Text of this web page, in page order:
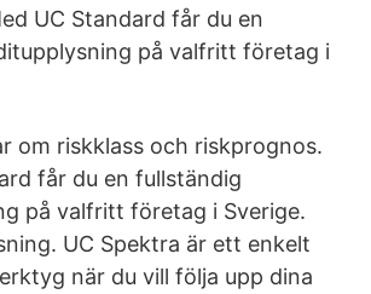
UC Standard får du en
på valfritt företag i
om riskklass och riskprognos.
får du en fullständig
på valfritt företag i Sverige.
UC Spektra är ett enkelt
när du vill följa upp dina